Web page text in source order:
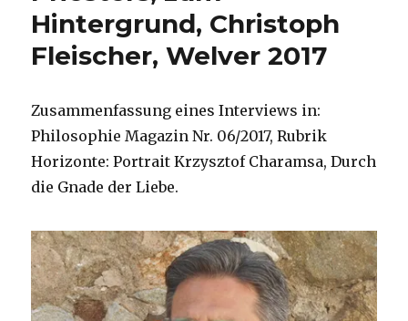
hrsg.
von
Christoph
2017
Hintergrund, Christoph
Fleischer, Welver 2017
Zusammenfassung eines Interviews in:
Philosophie Magazin Nr. 06/2017, Rubrik
Horizonte: Portrait Krzysztof Charamsa, Durch
die Gnade der Liebe.